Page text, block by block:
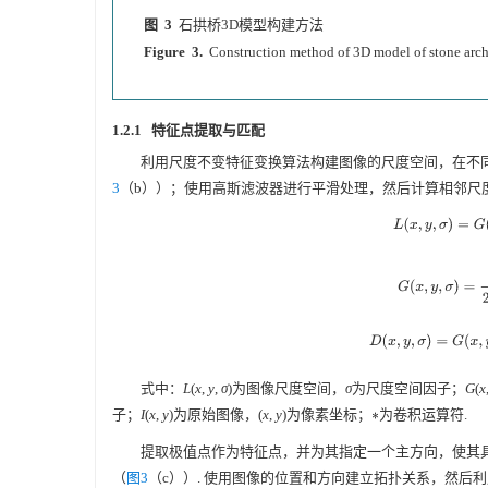
图 3 石拱桥3D模型构建方法
Figure 3. Construction method of 3D model of stone
1.2.1 特征点提取与匹配
利用尺度不变特征变换算法构建图像的尺度空间，在
3 （b））；使用高斯滤波器进行平滑处理，然后计算相邻
L(x,y, σ)=G(
D(x y,σ)=G(x
式中： L(x, y, σ)为图像尺度空间， σ为尺度空间因子； G(x
子； I(x, y)为原始图像，(x, y)为像素坐标； ∗为卷积运算符.
提取极值点作为特征点，并为其指定一个主方向，使
（ 图3 （c））. 使用图像的位置和方向建立拓扑关系，然后